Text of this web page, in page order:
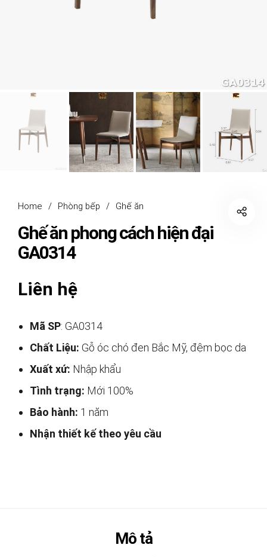
Home / Phòng bếp / Ghế ăn
Ghế ăn phong cách hiện đại
GA0314
Liên hệ
Mã SP: GA0314
Chất Liệu: Gỗ óc chó đen Bắc Mỹ, đệm bọc da
Xuất xứ: Nhập khẩu
Tình trạng: Mới 100%
Bảo hành: 1 năm
Nhận thiết kế theo yêu cầu
Mô tả